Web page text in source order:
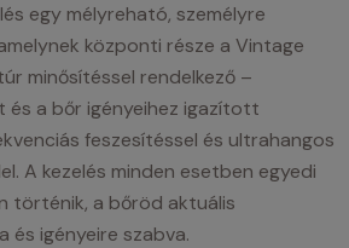
egy mélyreható, személyre
központi része a Vintage
minősítéssel rendelkező –
és a bőr igényeihez igazított
feszesítéssel és ultrahangos
A kezelés minden esetben egyedi
történik, a bőröd aktuális
és igényeire szabva.